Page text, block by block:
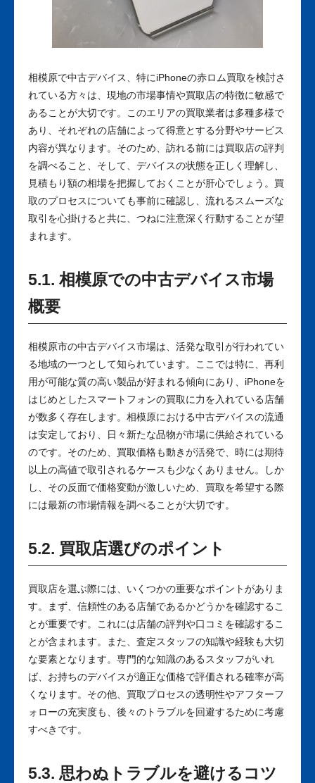
相模原で中古デバイス、特にiPhoneの赤ロム買取を検討さ
れている方々は、現地の市場事情や買取店の特徴に敏感で
あることが大切です。このエリアの買取業者は多種多様で
あり、それぞれの店舗によって得意とする分野やサービス
内容が異なります。そのため、訪れる前には買取店の評判
を調べること、そして、デバイスの状態を正しく理解し、
見積もり額の相場を把握しておくことが肝心でしょう。買
取のプロセスについても事前に確認し、流れるスムーズな
取引を心掛けると共に、つねに注意深く行動することが望
まれます。
5.1. 相模原での中古デバイス市場
概要
相模原市の中古デバイス市場は、活発な取引が行われてい
る地域の一つとして知られています。ここでは特に、再利
用が可能な質の高い製品が好まれる傾向にあり、iPhoneを
はじめとしたスマートフォンの買取に力を入れている店舗
が数多く存在します。相模原における中古デバイスの流通
は安定しており、日々新たな品物が市場に供給されている
のです。そのため、買取価格も動きが活発で、時には期待
以上の高値で取引されるケースも少なくありません。しか
し、その反面で価格変動が激しいため、買取を希望する際
には最新の市場情報を調べることが大切です。
5.2. 買取店選びのポイント
買取店を選ぶ際には、いくつかの重要なポイントがありま
す。まず、信頼性のある店舗であるかどうかを確認するこ
とが重要です。これには店舗の評判や口コミを確認するこ
とが含まれます。また、査定スタッフの知識や経験も大切
な要素となります。専門的な知識のあるスタッフがいれ
ば、お持ちのデバイスが適正な価格で評価される確率が高
くなります。その他、買取プロセスの透明性やアフターフ
ォローの充実度も、後々のトラブルを回避するために考慮
すべきです。
5.3. 思わぬトラブルを避けるコツ